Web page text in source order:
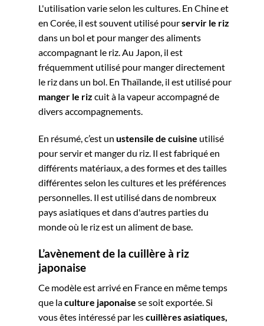
L'utilisation varie selon les cultures. En Chine et
en Corée, il est souvent utilisé pourservir le riz
dans un bol et pour manger des aliments
accompagnant le riz. Au Japon, il est
fréquemment utilisé pour manger directement
le riz dans un bol. En Thaïlande, il est utilisé pour
manger le riz cuit à la vapeur accompagné de
divers accompagnements.
En résumé, c’est un ustensile de cuisine utilisé
pour servir et manger du riz. Il est fabriqué en
différents matériaux, a des formes et des tailles
différentes selon les cultures et les préférences
personnelles. Il est utilisé dans de nombreux
pays asiatiques et dans d'autres parties du
monde où le riz est un aliment de base.
L’avènement de la cuillère à riz
japonaise
Ce modèle est arrivé en France en même temps
que laculture japonaise se soit exportée. Si
vous êtes intéressé par lescuillères asiatiques,